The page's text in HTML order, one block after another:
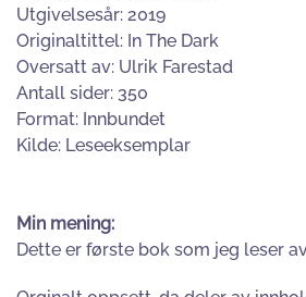
Utgivelsesår: 2019
Originaltittel: In The Dark
Oversatt av: Ulrik Farestad
Antall sider: 350
Format: Innbundet
Kilde: Leseeksemplar
Min mening:
Dette er første bok som jeg leser